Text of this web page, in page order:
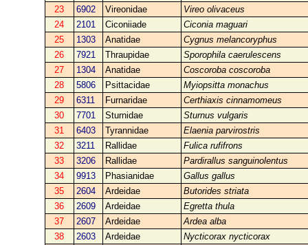
23
6902 Vireonidae
Vireo olivaceus
24
2101 Ciconiiade
Ciconia maguari
25
1303 Anatidae
Cygnus melancoryphus
26
7921 Thraupidae
Sporophila caerulescens
27
1304 Anatidae
Coscoroba coscoroba
28
5806 Psittacidae
Myiopsitta monachus
29
6311 Furnaridae
Certhiaxis cinnamomeus
30
7701 Sturnidae
Sturnus vulgaris
31
6403 Tyrannidae
Elaenia parvirostris
32
3211 Rallidae
Fulica rufifrons
33
3206 Rallidae
Pardirallus sanguinolentus
34
9913 Phasianidae
Gallus gallus
35
2604 Ardeidae
Butorides striata
36
2609 Ardeidae
Egretta thula
37
2607 Ardeidae
Ardea alba
38
2603 Ardeidae
Nycticorax nycticorax